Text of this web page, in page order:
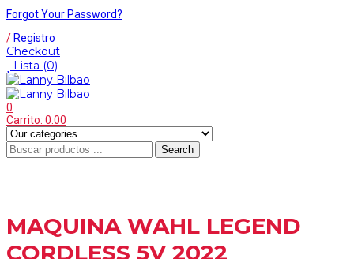
Forgot Your Password?
/ Registro
Checkout
Lista (0)
0
Carrito: 0.00
Search
MAQUINA WAHL LEGEND
CORDLESS 5V 2022